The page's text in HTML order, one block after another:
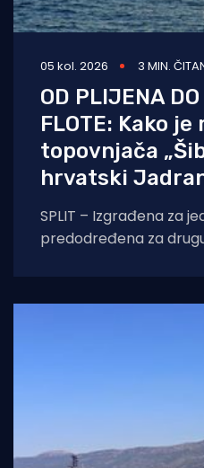
05 kol. 2026 3 MIN.
OD PLIJENA DO
FLOTE: Kako
topovnjača
hrvatski
SPLIT – Izgrađena za
predodređena za